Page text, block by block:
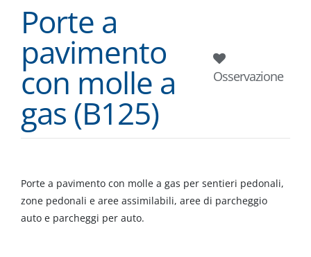
Porte a
pavimento
con molle a
gas (B125)
Osservazione
Porte a pavimento con molle a gas per sentieri pedonali,
zone pedonali e aree assimilabili, aree di parcheggio
auto e parcheggi per auto.